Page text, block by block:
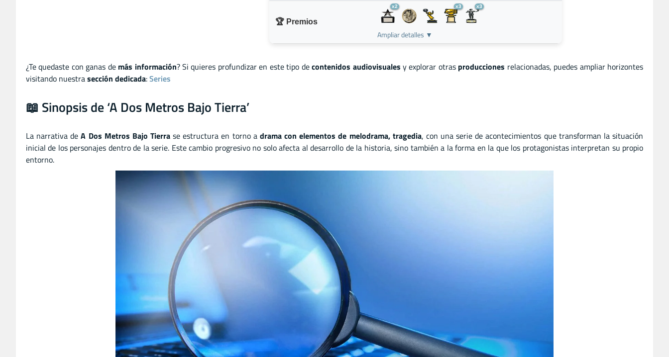
🏆 Premios
x2 x3 x3
Ampliar detalles ▼
¿Te quedaste con ganas de más información? Si quieres profundizar en este tipo decontenidos audiovisuales y explorar otras producciones relacionadas, puedes ampliar horizontes
visitando nuestrasección dedicada:Series
📖 Sinopsis de ‘A Dos Metros Bajo Tierra’
La narrativa deA Dos Metros Bajo Tierra se estructura en torno a drama con elementos de melodrama, tragedia, con una serie de acontecimientos que transforman la situación
inicial de los personajes dentro de la serie. Este cambio progresivo no solo afecta al desarrollo de la historia, sino también a la forma en la que los protagonistas interpretan su propio
entorno.